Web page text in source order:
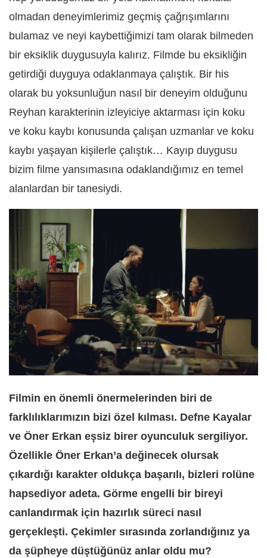
olmadan deneyimlerimiz geçmiş çağrışımlarını
bulamaz ve neyi kaybettiğimizi tam olarak bilmeden
bir eksiklik duygusuyla kalırız. Filmde bu eksikliğin
getirdiği duyguya odaklanmaya çalıştık. Bir his
olarak bu yoksunluğun nasıl bir deneyim olduğunu
Reyhan karakterinin izleyiciye aktarması için koku
ve koku kaybı konusunda çalışan uzmanlar ve koku
kaybı yaşayan kişilerle çalıştık… Kayıp duygusu
bizim filme yansımasına odaklandığımız en temel
alanlardan bir tanesiydi.
Filmin en önemli önermelerinden biri de
farklılıklarımızın bizi özel kılması. Defne Kayalar
ve Öner Erkan eşsiz birer oyunculuk sergiliyor.
Özellikle Öner Erkan’a değinecek olursak
çıkardığı karakter oldukça başarılı, bizleri rolüne
hapsediyor adeta. Görme engelli bir bireyi
canlandırmak için hazırlık süreci nasıl
gerçekleşti. Çekimler sırasında zorlandığınız ya
da şüpheye düştüğünüz anlar oldu mu?